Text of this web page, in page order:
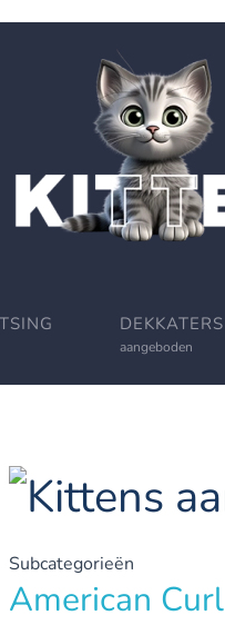
DEKKATERS
aangeboden
Subcategorieën
American Curl